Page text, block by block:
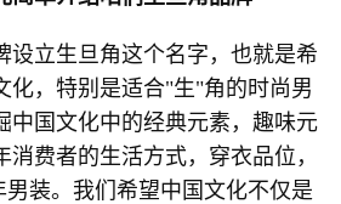
设立生旦角这个名字，也就是希
化，特别是适合"生"角的时尚男
中国文化中的经典元素，趣味元
费者的生活方式，穿衣品位，
装。我们希望中国文化不仅是